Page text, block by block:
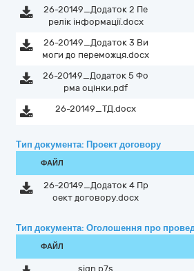
26-20149_Додаток 2 Пе
релік інформації.docx
26-20149_Додаток 3 Ви
моги до переможця.docx
26-20149_Додаток 5 Фо
рма оцінки.pdf
26-20149_ТД.docx
Тип документа: Проект договору
ФАЙЛ
26-20149_Додаток 4 Пр
оект договору.docx
Тип документа: Оголошення про
ФАЙЛ
sign.p7s